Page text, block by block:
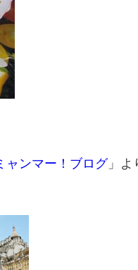
ャンマー！ブログ」よ